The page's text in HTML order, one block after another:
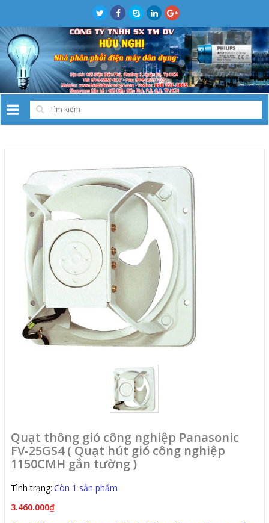
Quạt thông gió công nghiệp Panasonic
FV-25GS4 ( Quạt hút gió công nghiệp
1150CMH gắn tường )
Tình trạng: Còn 1 sản phẩm
3.460.000₫